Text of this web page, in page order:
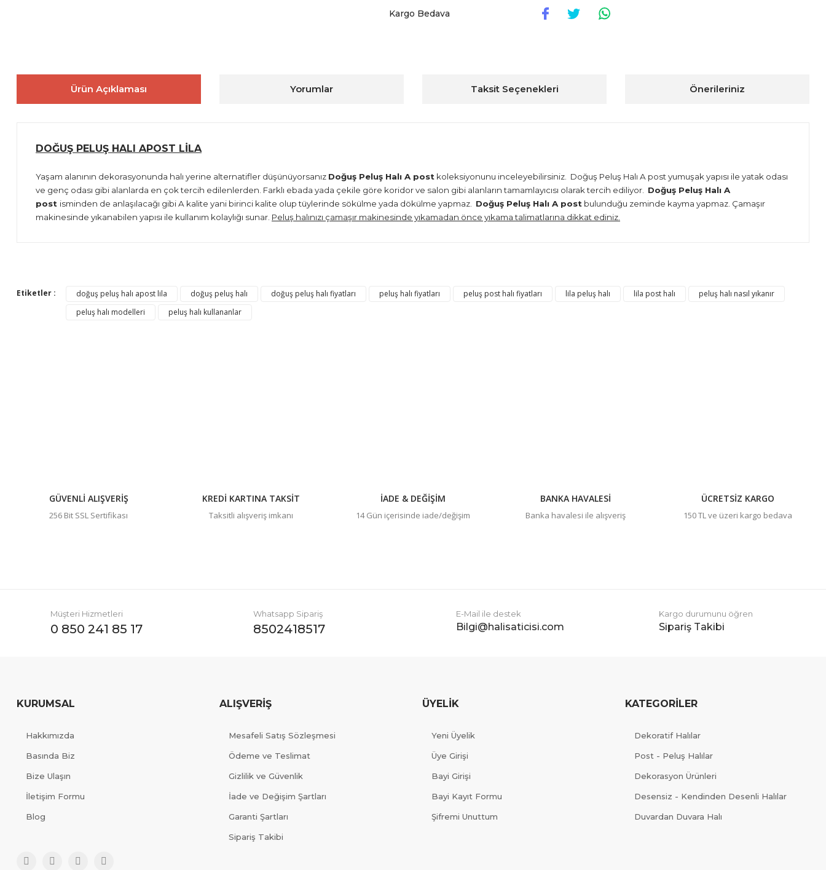
Kargo Bedava
Ürün Açıklaması Yorumlar Taksit Seçenekleri Önerileriniz
DOĞUŞ PELUŞ HALI APOST LİLA
Yaşam alanının dekorasyonunda halı yerine alternatifler düşünüyorsanız Doğuş Peluş Halı A post koleksiyonunu inceleyebilirsiniz.
Doğuş Peluş Halı A post yumuşak yapısı ile yatak odası
ve genç odası gibi alanlarda en çok tercih edilenlerden. Farklı ebada yada çekile göre koridor ve salon gibi alanların tamamlayıcısı olarak tercih ediliyor.
Doğuş Peluş Halı A
post isminden de anlaşılacağı gibi A kalite yani birinci kalite olup tüylerinde sökülme yada dökülme yapmaz. Doğuş Peluş Halı A post bulunduğu zeminde kayma yapmaz. Çamaşır
makinesinde yıkanabilen yapısı ile kullanım kolaylığı sunar Peluş halınızı çamaşır makinesinde yıkamadan önce yıkama talimatlarına dikkat ediniz.
Ürün resmi kalitesiz, bozuk veya görüntülenemiyor.
Etiketler : doğuş peluş halı apost lila doğuş peluş halı doğuş peluş halı fiyatları peluş halı fiyatları peluş post halı fiyatları lila peluş halı lila post halı
peluş halı nasıl yıkanır
peluş halı modelleri
peluş halı kullananlar
GÜVENLİ ALIŞVERİŞ
256 Bit SSL Sertifikası
KREDİ KARTINA TAKSİT
Taksitli alışveriş imkanı
İADE & DEĞİŞİM
14 Gün içerisinde iade/değişim
BANKA HAVALESİ
Banka havalesi ile alışveriş
ÜCRETSİZ KARGO
150 TL ve üzeri kargo bedava
Müşteri Hizmetleri
0 850 241 85 17
Whatsapp Sipariş
8502418517
E-Mail ile destek
Bilgi@halisaticisi.com
Kargo durumunu öğren
Sipariş Takibi
KURUMSAL
Hakkımızda
Basında Biz
Bize Ulaşın
İletişim Formu
Blog
ALIŞVERİŞ
Mesafeli Satış Sözleşmesi
Ödeme ve Teslimat
Gizlilik ve Güvenlik
İade ve Değişim Şartları
Garanti Şartları
Sipariş Takibi
ÜYELİK
Yeni Üyelik
Üye Girişi
Bayi Girişi
Bayi Kayıt Formu
Şifremi Unuttum
KATEGORİLER
Dekoratif Halılar
Post - Peluş Halılar
Dekorasyon Ürünleri
Desensiz - Kendinden Desenli Halılar
Duvardan Duvara Halı